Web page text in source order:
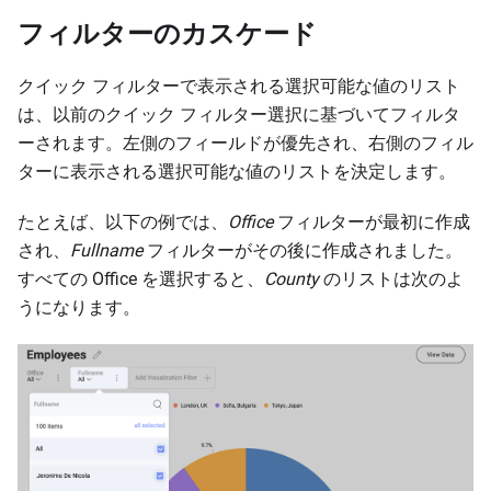
フィルターのカスケード
クイック フィルターで表示される選択可能な値のリスト
は、以前のクイック フィルター選択に基づいてフィルタ
ーされます。左側のフィールドが優先され、右側のフィル
ターに表示される選択可能な値のリストを決定します。
たとえば、以下の例では、 Officeフィルターが最初に作成
され、 Fullnameフィルターがその後に作成されました。
すべての Office を選択すると、
Countyのリストは次のよ
うになります。